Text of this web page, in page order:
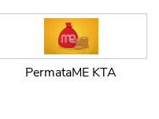
PermataME KTA